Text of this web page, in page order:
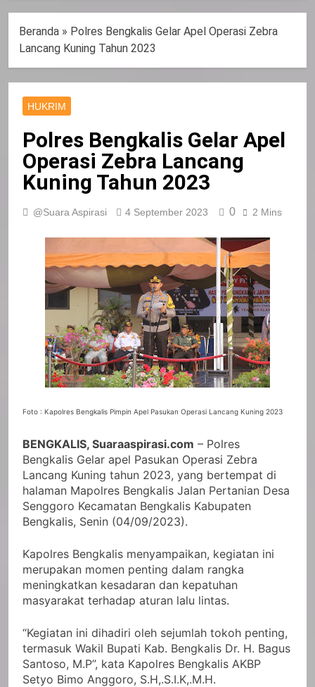
Beranda » Polres Bengkalis Gelar Apel Operasi Zebra
Lancang Kuning Tahun 2023
HUKRIM
Polres Bengkalis Gelar Apel
Operasi Zebra Lancang
Kuning Tahun 2023
@Suara Aspirasi 4 September 2023 0 2 Mins
Foto : Kapolres Bengkalis Pimpin Apel Pasukan Operasi Lancang Kuning 2023
BENGKALIS, Suaraaspirasi.com – Polres
Bengkalis Gelar apel Pasukan Operasi Zebra
Lancang Kuning tahun 2023, yang bertempat di
halaman Mapolres Bengkalis Jalan Pertanian Desa
Senggoro Kecamatan Bengkalis Kabupaten
Bengkalis, Senin (04/09/2023).
Kapolres Bengkalis menyampaikan, kegiatan ini
merupakan momen penting dalam rangka
meningkatkan kesadaran dan kepatuhan
masyarakat terhadap aturan lalu lintas.
“Kegiatan ini dihadiri oleh sejumlah tokoh penting,
termasuk Wakil Bupati Kab. Bengkalis Dr. H. Bagus
Santoso, M.P”, kata Kapolres Bengkalis AKBP
Setyo Bimo Anggoro, S.H,.S.I.K,.M.H.